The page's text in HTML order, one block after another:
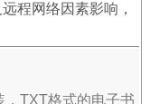
程网络因素影响，
TXT格式的电子书